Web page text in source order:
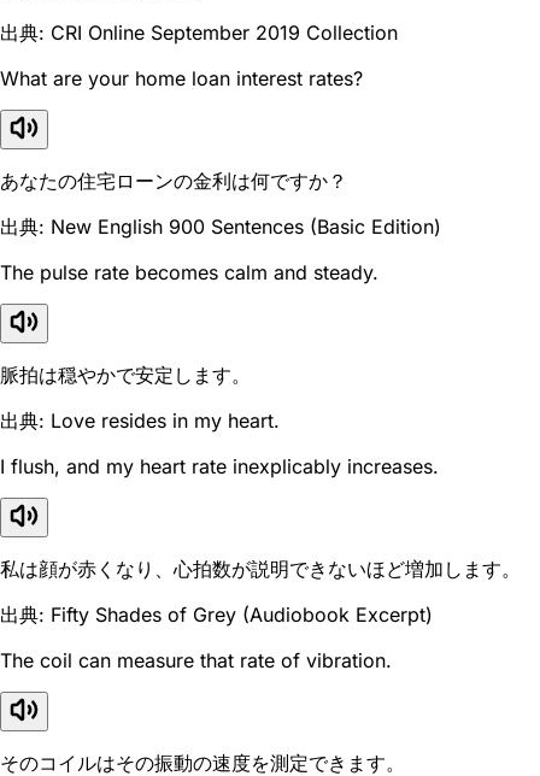
出典: CRI Online September 2019 Collection
What are your home loan interest rates?
あなたの住宅ローンの金利は何ですか？
出典: New English 900 Sentences (Basic Edition)
The pulse rate becomes calm and steady.
脈拍は穏やかで安定します。
出典: Love resides in my heart.
I flush, and my heart rate inexplicably increases.
私は顔が赤くなり、心拍数が説明できないほど増加します。
出典: Fifty Shades of Grey (Audiobook Excerpt)
The coil can measure that rate of vibration.
そのコイルはその振動の速度を測定できます。